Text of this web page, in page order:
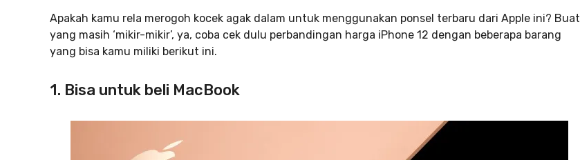
Apakah kamu rela merogoh kocek agak dalam untuk menggunakan ponsel terbaru dari Apple ini? Buat
yang masih ‘mikir-mikir’, ya, coba cek dulu perbandingan harga iPhone 12 dengan beberapa barang
yang bisa kamu miliki berikut ini.
1. Bisa untuk beli MacBook